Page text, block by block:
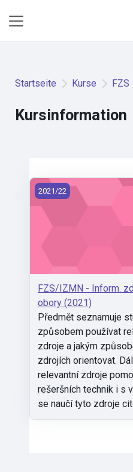
Startseite Kurse FZS
Kursinformation
FZS/IZMN - Inform.
2021/22
FZS/IZMN - Inform.
obory (2021)
Předmět seznamuje
způsobem používat
zdroje a jakým
zdrojích orientovat.
relevantní zdroje
rešeršních technik i s
se naučí tyto zdroje